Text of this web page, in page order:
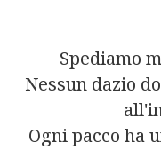
Spediamo
Nessun dazio
Ogni pacco ha